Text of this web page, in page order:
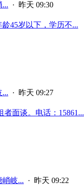
... · 昨天 09:30
45岁以下，学历不...
... · 昨天 09:27
面谈。电话：15861...
峭岐... · 昨天 09:22